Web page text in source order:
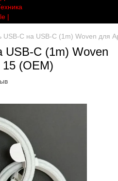
USB-C на USB-C (1m) Woven для
USB-C (1m) Woven
(OEM)